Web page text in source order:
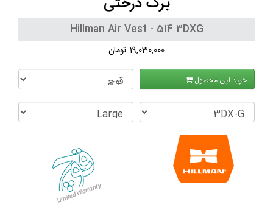
Hillman Air Vest - 514 3DXG
19,030,000 تومان
خرید این محصول